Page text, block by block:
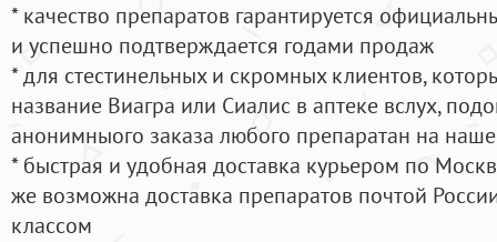
* качество препаратов гарантируется
и успешно подтверждается годами продаж
* для стестинельных и скромных клиентов,
название Виагра или Сиалис в аптеке вслух,
анонимныого заказа любого препаратан на
* быстрая и удобная доставка курьером по
же возможна доставка препаратов почтой
классом